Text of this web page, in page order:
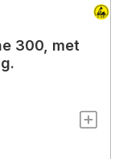
300, met